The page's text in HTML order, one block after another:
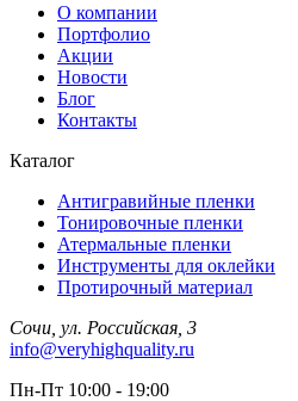
О компании
Портфолио
Акции
Новости
Блог
Контакты
Каталог
Антигравийные пленки
Тонировочные пленки
Атермальные пленки
Инструменты для оклейки
Протирочный материал
Сочи, ул. Российская, 3
info@veryhighquality.ru
Пн-Пт 10:00 - 19:00